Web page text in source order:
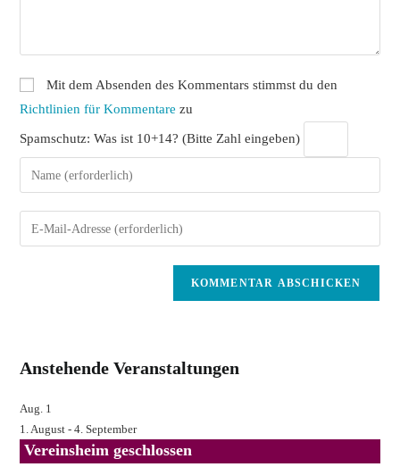
Mit dem Absenden des Kommentars stimmst du den
Richtlinien für Kommentare zu
Spamschutz: Was ist 10+14? (Bitte Zahl eingeben)
Gib
deinen
Namen
oder
Gib
deine
ein
Anstehende Veranstaltungen
Aug. 1
1. August -4. September
Vereinsheim geschlossen